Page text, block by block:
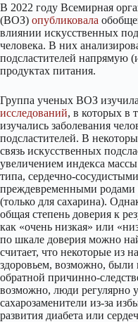
В 2022 году Всемирная
(ВОЗ) опубликовала
влиянии искусственных
человека. В них
подсластителей напрямую
продуктах питания.
Группа ученых ВОЗ изучила
исследований, в которых в
изучались заболевания
подсластителей. В
связь искусственных
увеличением индекса
типа, сердечно-
преждевременными родами
(только для сахарина).
общая степень доверия к
как «очень низкая» или
по шкале доверия можно
считает, что некоторые из
здоровьем, возможно, были
обратной причинно-
возможно, люди регулярно
сахарозаменители из-за
развития диабета или